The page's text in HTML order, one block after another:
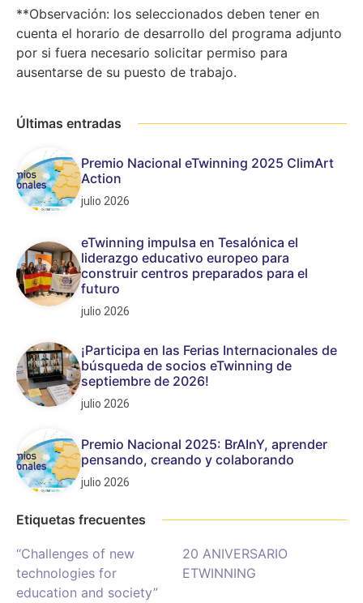
**Observación: los seleccionados deben tener en
cuenta el horario de desarrollo del programa adjunto
por si fuera necesario solicitar permiso para
ausentarse de su puesto de trabajo.
Últimas entradas
Premio Nacional eTwinning 2025 ClimArt
Action
julio 2026
eTwinning impulsa en Tesalónica el
liderazgo educativo europeo para
construir centros preparados para el
futuro
julio 2026
¡Participa en las Ferias Internacionales de
búsqueda de socios eTwinning de
septiembre de 2026!
julio 2026
Premio Nacional 2025: BrAInY, aprender
pensando, creando y colaborando
julio 2026
Etiquetas frecuentes
“Challenges of new
technologies for
education and society”
20 ANIVERSARIO
ETWINNING